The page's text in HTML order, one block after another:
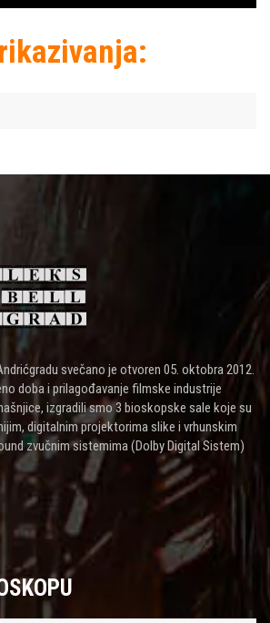
svečano je otvoren 05. oktobra 2012.
doba i prilagođavanje filmske industrije
izgradili smo 3 bioskopske sale koje su
digitalnim projektorima slike i vrhunskim
zvučnim sistemima (Dolby Digital Sistem)